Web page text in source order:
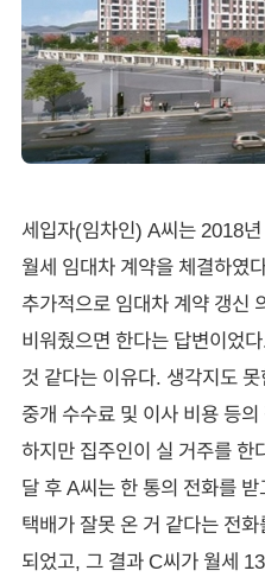
세입자(임차인) A씨는 2018
월세 임대차 계약을 체결하였
추가적으로 임대차 계약 갱신
비워줬으면 한다는 답변이었
것 같다는 이유다. 생각지도
중개 수수료 및 이사 비용 등
하지만 집주인이 실 거주를 한
달 후 A씨는 한 통의 전화를
택배가 잘못 온 거 같다는 전
되었고, 그 결과 C씨가 월세